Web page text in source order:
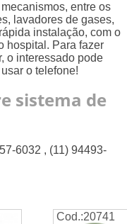
entre os
lavadores de gases,
instalação, com o
hospital. Para fazer
o interessado pode
o telefone!
sistema de
6032 , (11) 94493-
Cod.:20741